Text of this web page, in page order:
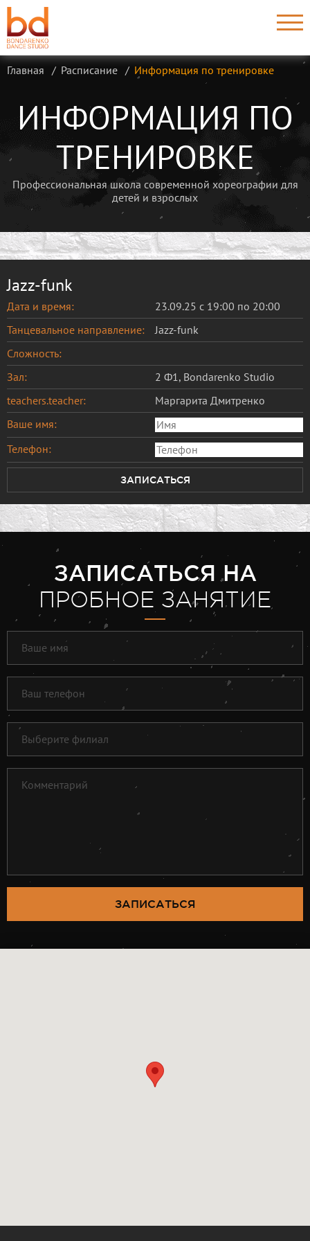
Главная Расписание Информация по тренировке
ИНФОРМАЦИЯ ПО
ТРЕНИРОВКЕ
Профессиональная школа современной хореографии для
детей и взрослых
Jazz-funk
Дата и время:
23.09.25 с 19:00 по 20:00
Танцевальное направление:
Jazz-funk
Сложность:
Зал:
2 Ф1, Bondarenko Studio
teachers.teacher:
Маргарита Дмитренко
Ваше имя:
Телефон:
ЗАПИСАТЬСЯ
ЗАПИСАТЬСЯ НА
ПРОБНОЕ ЗАНЯТИЕ
ЗАПИСАТЬСЯ